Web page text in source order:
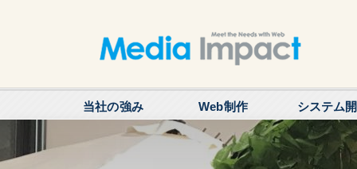
当社の強み Web制作 システム